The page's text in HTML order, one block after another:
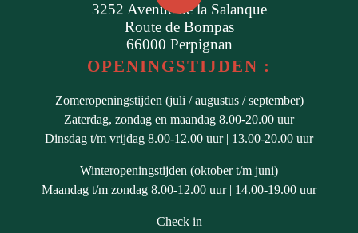
3252 Avenue de la Salanque
Route de Bompas
66000 Perpignan
OPENINGSTIJDEN :
Zomeropeningstijden (juli / augustus / september)
Zaterdag, zondag en maandag 8.00-20.00 uur
Dinsdag t/m vrijdag 8.00-12.00 uur | 13.00-20.00 uur
Winteropeningstijden (oktober t/m juni)
Maandag t/m zondag 8.00-12.00 uur | 14.00-19.00 uur
Check in